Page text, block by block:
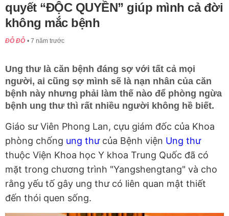
quyết “ĐỘC QUYỀN” giúp mình cả đời
không mắc bệnh
ĐỖ ĐỖ 7 năm trước
Ung thư là căn bệnh đáng sợ với tất cả mọi
người, ai cũng sợ mình sẽ là nạn nhân của căn
bệnh này nhưng phải làm thế nào để phòng ngừa
bệnh ung thư thì rất nhiều người không hề biết.
Giáo sư Viên Phong Lan, cựu giám đốc của Khoa
phòng chống ung thưcủa Bệnh viện Ung thư
thuộc Viện Khoa học Y khoa Trung Quốc đã có
mặt trong chương trình "Yangshengtang" và cho
rằng yếu tố gây ung thư có liên quan mật thiết
đến thói quen sống.